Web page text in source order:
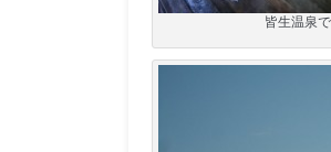
皆生温泉